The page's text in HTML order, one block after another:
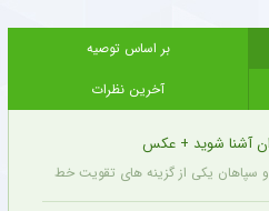
بر اساس توصیه
آخرین نظرات
آشنا شوید + عکس
سپاهان یکی از گزینه های تقویت خط دفاعی